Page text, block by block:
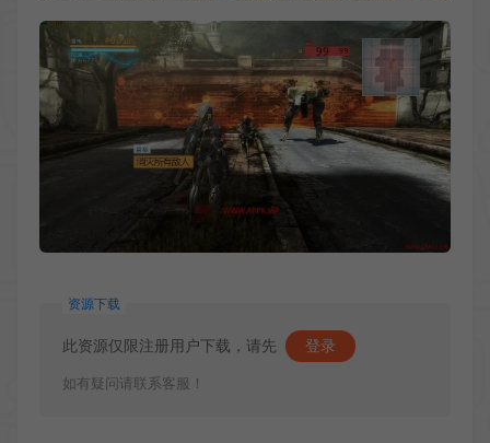
资源下载
此资源仅限注册用户下载，请先 登录
如有疑问请联系客服！